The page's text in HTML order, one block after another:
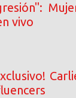
vivo